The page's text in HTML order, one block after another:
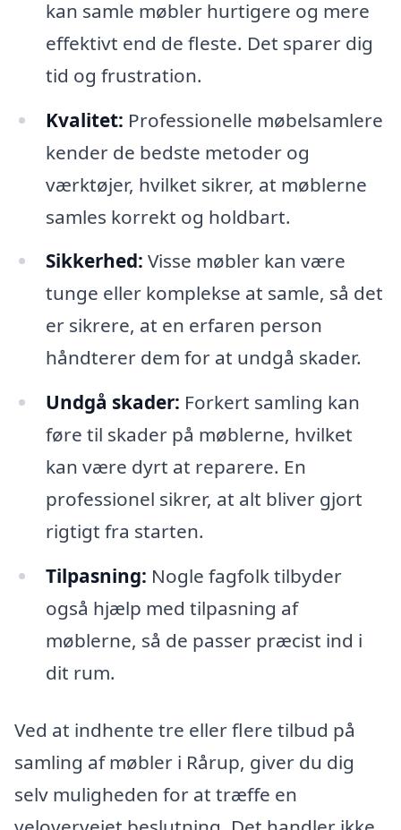
kan samle møbler hurtigere og mere
effektivt end de fleste. Det sparer dig
tid og frustration.
Kvalitet: Professionelle møbelsamlere
kender de bedste metoder og
værktøjer, hvilket sikrer, at møblerne
samles korrekt og holdbart.
Sikkerhed: Visse møbler kan være
tunge eller komplekse at samle, så det
er sikrere, at en erfaren person
håndterer dem for at undgå skader.
Undgå skader: Forkert samling kan
føre til skader på møblerne, hvilket
kan være dyrt at reparere. En
professionel sikrer, at alt bliver gjort
rigtigt fra starten.
Tilpasning: Nogle fagfolk tilbyder
også hjælp med tilpasning af
møblerne, så de passer præcist ind i
dit rum.
Ved at indhente tre eller flere tilbud på
samling af møbler i Rårup, giver du dig
selv muligheden for at træffe en